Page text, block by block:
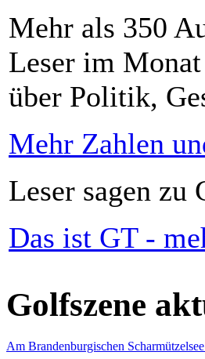
Mehr als 350
Leser im
über Politik,
Mehr Zahlen
Leser sagen zu
Das ist GT -
Golfszene
Am Brandenburgischen